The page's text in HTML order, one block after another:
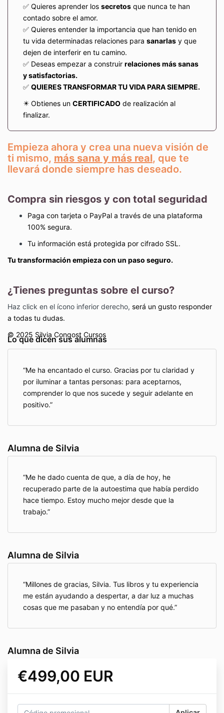
✅ Quieres aprender los secretos que nunca te han
contado sobre el amor.
✅ Quieres entender la importancia que han tenido en
tu vida determinadas relaciones para sanarlas y que
dejen de interferir en tu camino.
✅ Deseas empezar a construir relaciones más sanas
y satisfactorias.
✅ QUIERES TRANSFORMAR TU VIDA PARA SIEMPRE.
✴️ Obtienes un CERTIFICADO de realización al
finalizar.
Empieza ahora y crea una nueva visión de
ti mismo, más sana y más real, que te
llevará donde siempre has deseado.
Compra sin riesgos y con total seguridad
Paga con tarjeta o PayPal a través de una plataforma
100% segura.
Tu información está protegida por cifrado SSL.
Tu transformación empieza con un paso seguro.
¿Tienes preguntas sobre el curso?
Haz click en el ícono inferior derecho, será un gusto responder
a todas tu dudas.
© 2025 Silvia Congost Cursos
Lo que dicen sus alumnas
Me ha encantado el curso. Gracias por tu claridad y
por iluminar a tantas personas: para aceptarnos,
comprender lo que nos sucede y seguir adelante en
positivo.
Alumna de Silvia
Me he dado cuenta de que, a día de hoy, he
recuperado parte de la autoestima que había perdido
hace tiempo. Estoy mucho mejor desde que la
trabajo.
Alumna de Silvia
Millones de gracias, Silvia. Tus libros y tu experiencia
me están ayudando a despertar, a dar luz a muchas
cosas que me pasaban y no entendía por qué.
Alumna de Silvia
€499,00 EUR